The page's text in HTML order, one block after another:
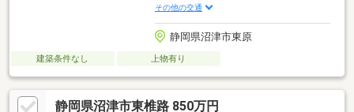
その他の交通
静岡県沼津市東原
建築条件なし 上物有り
静岡県沼津市東椎路 850万円